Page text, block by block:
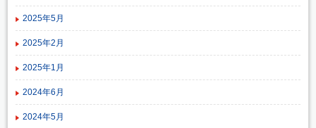
2025年5月
2025年2月
2025年1月
2024年6月
2024年5月